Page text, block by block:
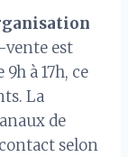
vente est
à 17h, ce
La
de
selon